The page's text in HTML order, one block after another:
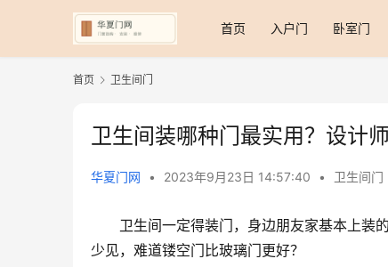
首页 入户门 卧室门
首页 卫生间门
卫生间装哪种门最实用？设计
华夏门网 • 2023年9月23日 14:57:40 • 卫生间门
卫生间一定得装门，身边朋友家基本上装
少见，难道镂空门比玻璃门更好？